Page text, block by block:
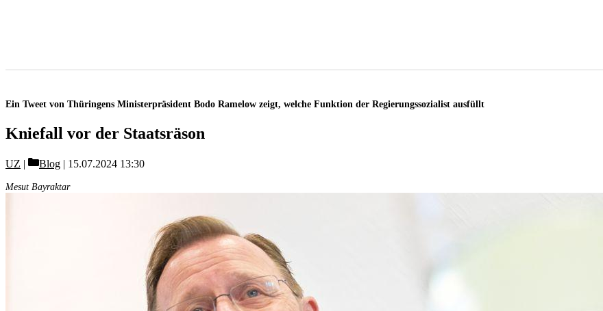
Ein Tweet von Thüringens Ministerpräsident Bodo Ramelow zeigt, welche Funktion der Regierungssozialist ausfüllt
Kniefall vor der Staatsräson
UZ Categories
Blog 15.07.2024 13:30
Mesut Bayraktar